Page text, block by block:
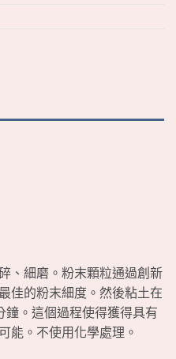
、細磨。粉末顆粒通過創新
佳的粉末細度。然後粘土在
鐘。這個過程使得獲得具有
能。不使用化學處理。